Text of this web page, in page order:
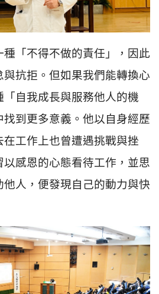
「不得不做的責任」，因此
抗拒。但如果我們能轉換心
自我成長與服務他人的機
到更多意義。他以自身經歷
工作上也曾遭遇挑戰與挫
感恩的心態看待工作，並思
人，便發現自己的動力與快